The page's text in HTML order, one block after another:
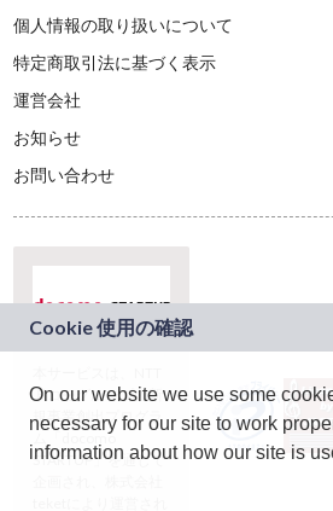
個人情報の取り扱いについて
特定商取引法に基づく表示
運営会社
お知らせ
お問い合わせ
ドコモグループの新
規事業創出プログラ
ム「docomo
STARTUP」を通じて
On our website we use some
necessary for our site to work
information about how our site is